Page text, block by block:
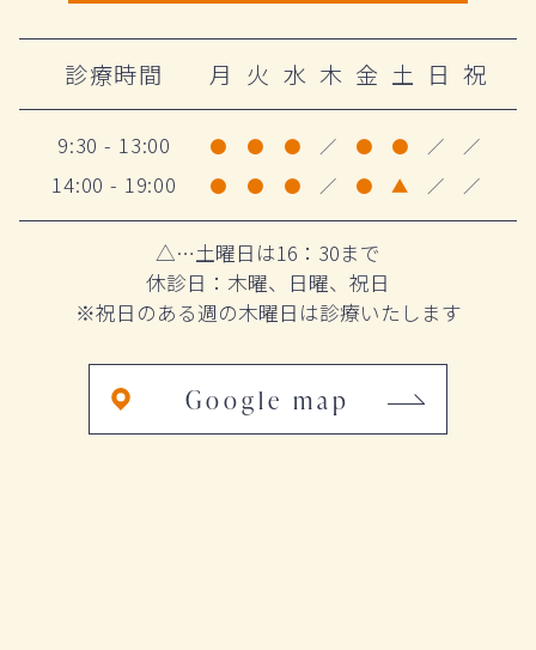
診療時間 月 火 水 木 金 土 日 祝
9:30 - 13:00 ● ● ● ／ ● ● ／ ／
14:00 - 19:00 ● ● ● ／ ● ▲ ／ ／
△…土曜日は16：30まで
休診日：木曜、日曜、祝日
※祝日のある週の木曜日は診療いたします
Google map